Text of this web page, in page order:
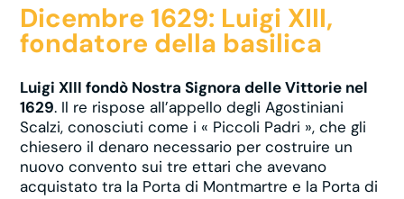
Dicembre 1629: Luigi XIII,
fondatore della basilica
Luigi XIII fondò Nostra Signora delle Vittorie nel
1629. Il re rispose all’appello degli Agostiniani
Scalzi, conosciuti come i « Piccoli Padri », che gli
chiesero il denaro necessario per costruire un
nuovo convento sui tre ettari che avevano
acquistato tra la Porta di Montmartre e la Porta di